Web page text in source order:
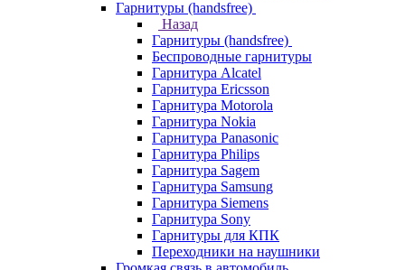
Гарнитуры (handsfree)
Назад
Гарнитуры (handsfree)
Беспроводные гарнитуры
Гарнитура Alcatel
Гарнитура Ericsson
Гарнитура Motorola
Гарнитура Nokia
Гарнитура Panasonic
Гарнитура Philips
Гарнитура Sagem
Гарнитура Samsung
Гарнитура Siemens
Гарнитура Sony
Гарнитуры для КПК
Переходники на наушники